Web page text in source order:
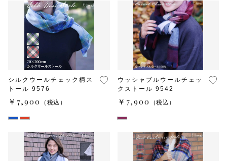
シルクウールチェック柄ス
トール 9576
￥7,900 （税込）
ウッシャブルウールチェッ
クストール 9542
￥7,900 （税込）